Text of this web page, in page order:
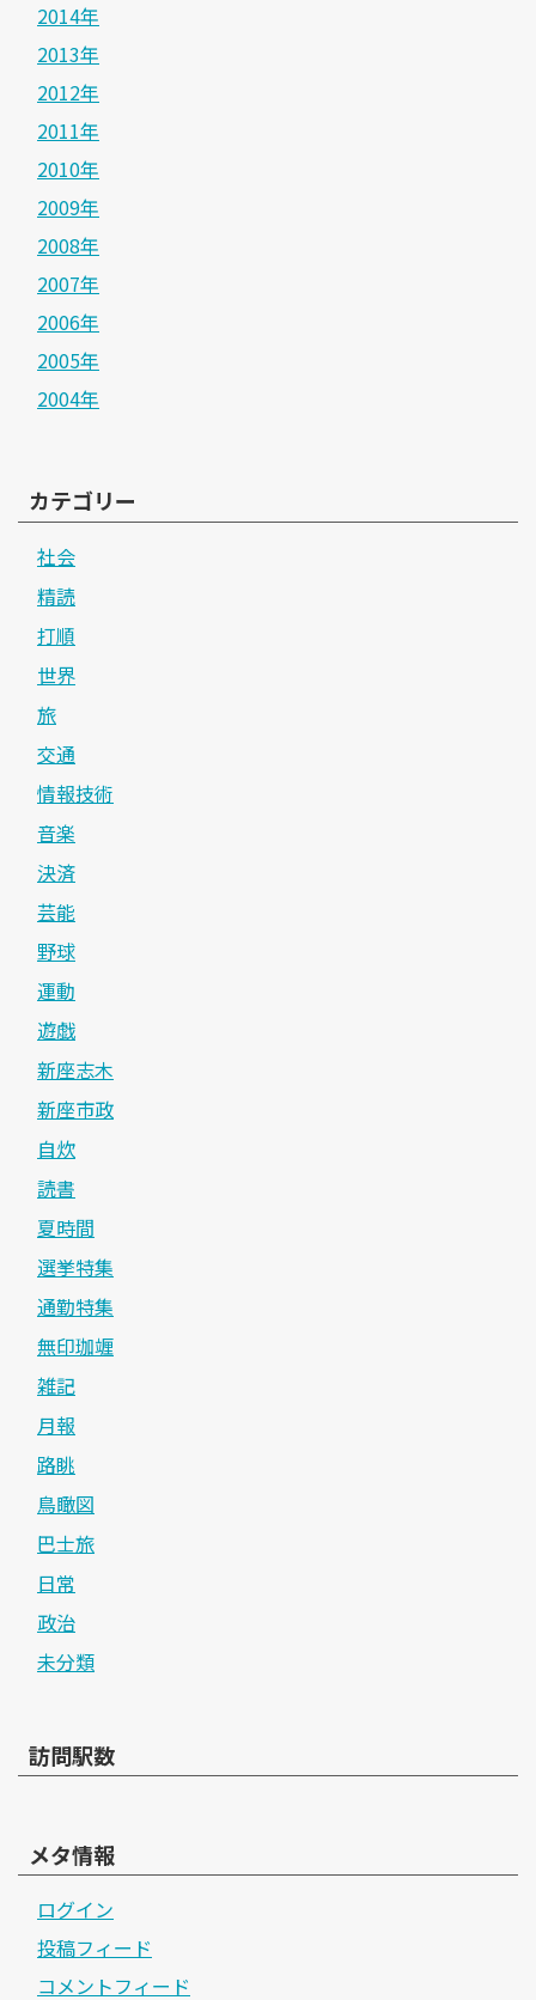
2014年
2013年
2012年
2011年
2010年
2009年
2008年
2007年
2006年
2005年
2004年
カテゴリー
社会
精読
打順
世界
旅
交通
情報技術
音楽
決済
芸能
野球
運動
遊戯
新座志木
新座市政
自炊
読書
夏時間
選挙特集
通勤特集
無印珈竰
雑記
月報
路眺
鳥瞰図
巴士旅
日常
政治
未分類
訪問駅数
メタ情報
ログイン
投稿フィード
コメントフィード